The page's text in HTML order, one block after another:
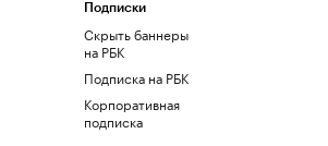
Подписки
Скрыть баннеры
на РБК
Подписка на РБК
Корпоративная
подписка